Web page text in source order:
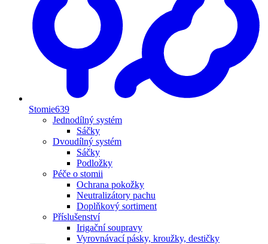
Stomie639
Jednodílný systém
Sáčky
Dvoudílný systém
Sáčky
Podložky
Péče o stomii
Ochrana pokožky
Neutralizátory pachu
Doplňkový sortiment
Příslušenství
Irigační soupravy
Vyrovnávací pásky, kroužky, destičky